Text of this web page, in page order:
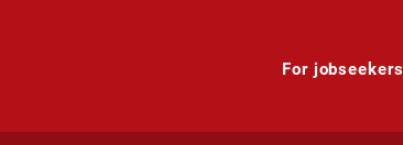
For jobseekers